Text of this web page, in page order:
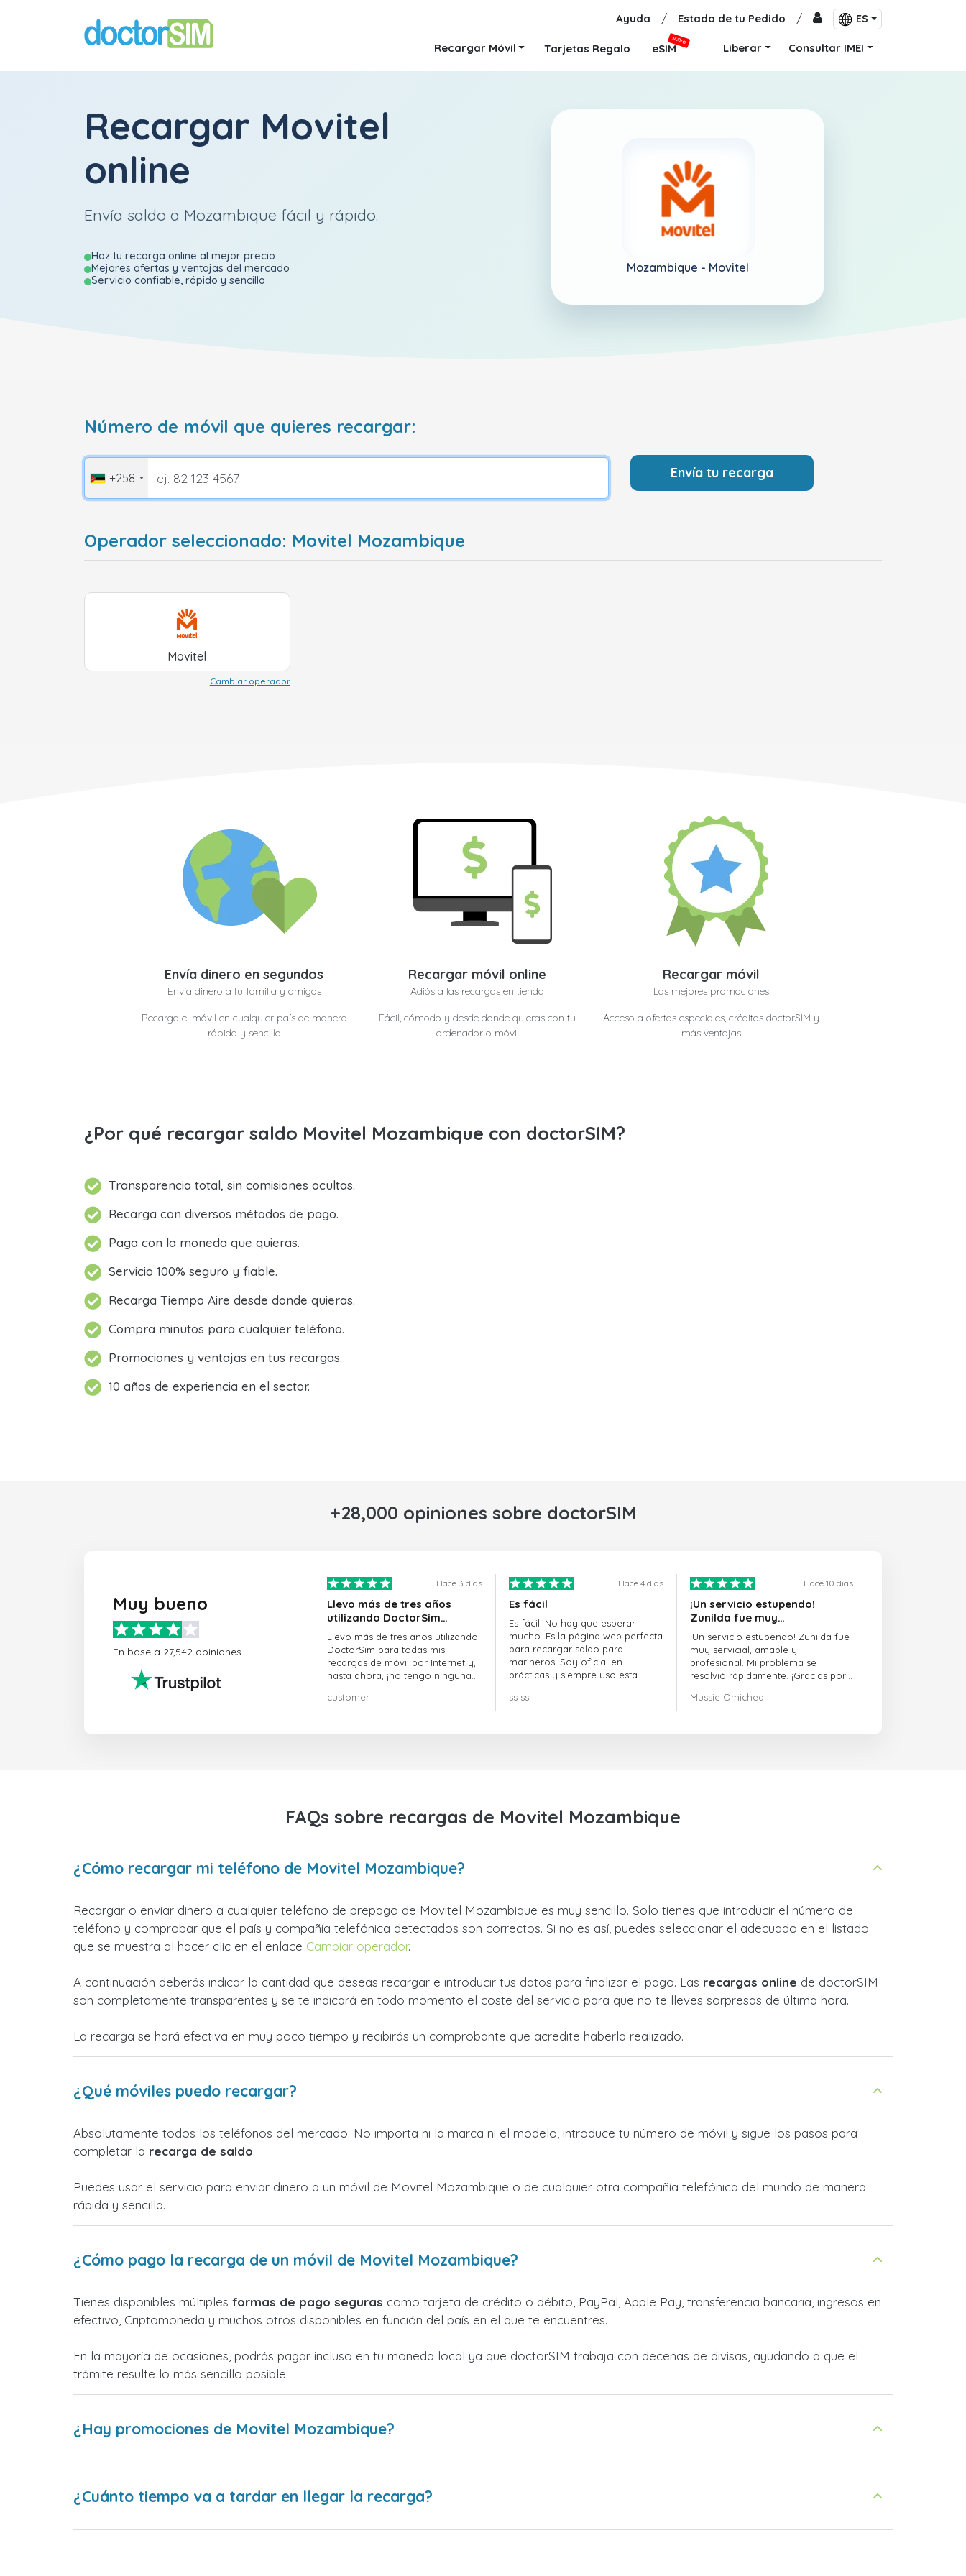
Ayuda / Estado de tu Pedido / ES
Recargar Móvil Tarjetas Regalo eSIM
NUEVO
Liberar Consultar IMEI
Recargar Movitel
online
Envía saldo a Mozambique fácil y rápido.
Haz tu recarga online al mejor precio
Mejores ofertas y ventajas del mercado
Servicio confiable, rápido y sencillo
Mozambique - Movitel
Número de móvil que quieres recargar:
+258 Envía tu recarga
Operador seleccionado: Movitel Mozambique
Movitel
Cambiar operador
Envía dinero en segundos
Envía dinero a tu familia y amigos
Recarga el móvil en cualquier país de manera
rápida y sencilla
Recargar móvil online
Adiós a las recargas en tienda
Fácil, cómodo y desde donde quieras con tu
ordenador o móvil
Recargar móvil
Las mejores promociones
Acceso a ofertas especiales, créditos doctorSIM y
más ventajas
¿Por qué recargar saldo Movitel Mozambique con doctorSIM?
Transparencia total, sin comisiones ocultas.
Recarga con diversos métodos de pago.
Paga con la moneda que quieras.
Servicio 100% seguro y fiable.
Recarga Tiempo Aire desde donde quieras.
Compra minutos para cualquier teléfono.
Promociones y ventajas en tus recargas.
10 años de experiencia en el sector.
+28,000 opiniones sobre doctorSIM
Muy bueno
En base a 27,542 opiniones
Hace 3 dias
Llevo más de tres años
utilizando DoctorSim…
Llevo más de tres años utilizando
DoctorSim para todas mis
recargas de móvil por Internet y,
hasta ahora, ¡no tengo ninguna
customer
Hace 4 dias
Es fácil
Es fácil. No hay que esperar
mucho. Es la página web perfecta
para recargar saldo para
marineros. Soy oficial en
prácticas y siempre uso esta
ss ss
Hace 10 dias
¡Un servicio estupendo!
Zunilda fue muy…
¡Un servicio estupendo! Zunilda fue
muy servicial, amable y
profesional. Mi problema se
resolvió rápidamente. ¡Gracias por
Mussie Omicheal
FAQs sobre recargas de Movitel Mozambique
¿Cómo recargar mi teléfono de Movitel Mozambique?
Recargar o enviar dinero a cualquier teléfono de prepago de Movitel Mozambique es muy sencillo. Solo tienes que introducir el número de
teléfono y comprobar que el país y compañía telefónica detectados son correctos. Si no es así, puedes seleccionar el adecuado en el listado
que se muestra al hacer clic en el enlace Cambiar operador.
A continuación deberás indicar la cantidad que deseas recargar e introducir tus datos para finalizar el pago. Las recargas online de doctorSIM
son completamente transparentes y se te indicará en todo momento el coste del servicio para que no te lleves sorpresas de última hora.
La recarga se hará efectiva en muy poco tiempo y recibirás un comprobante que acredite haberla realizado.
¿Qué móviles puedo recargar?
Absolutamente todos los teléfonos del mercado. No importa ni la marca ni el modelo, introduce tu número de móvil y sigue los pasos para
completar la recarga de saldo.
Puedes usar el servicio para enviar dinero a un móvil de Movitel Mozambique o de cualquier otra compañía telefónica del mundo de manera
rápida y sencilla.
¿Cómo pago la recarga de un móvil de Movitel Mozambique?
Tienes disponibles múltiples formas de pago seguras como tarjeta de crédito o débito, PayPal, Apple Pay, transferencia bancaria, ingresos en
efectivo, Criptomoneda y muchos otros disponibles en función del país en el que te encuentres.
En la mayoría de ocasiones, podrás pagar incluso en tu moneda local ya que doctorSIM trabaja con decenas de divisas, ayudando a que el
trámite resulte lo más sencillo posible.
¿Hay promociones de Movitel Mozambique?
¿Cuánto tiempo va a tardar en llegar la recarga?